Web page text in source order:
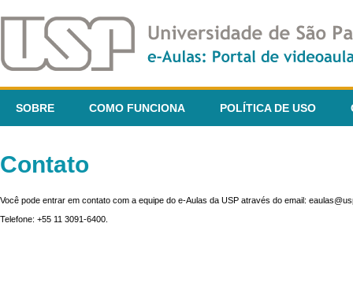
SOBRE COMO FUNCIONA POLÍTICA DE USO
Contato
Você pode entrar em contato com a equipe do e-Aulas da USP através do email:
Telefone: +55 11 3091-6400.